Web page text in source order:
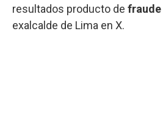
resultados producto de fraude
exalcalde de Lima en X.